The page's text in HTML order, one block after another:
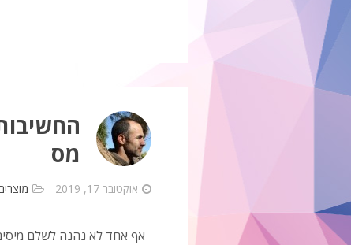
מס
אוקטובר 17, 2019
אף אחד לא נהנה לשלם